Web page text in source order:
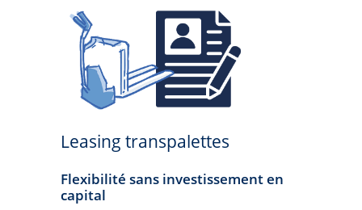
Leasing transpalettes
Flexibilité sans investissement en
capital